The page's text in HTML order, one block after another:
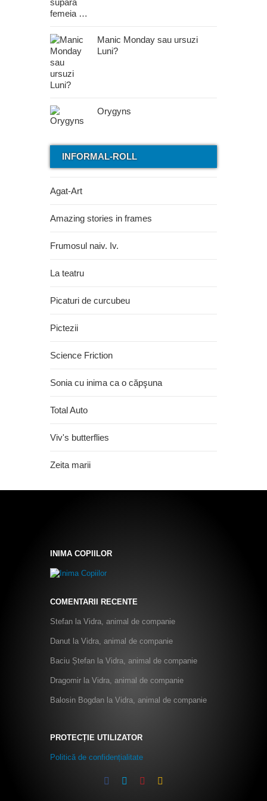
Manic Monday sau ursuzi
Luni?
Orygyns
INFORMAL-ROLL
Agat-Art
Amazing stories in frames
Frumosul naiv. Iv.
La teatru
Picaturi de curcubeu
Pictezii
Science Friction
Sonia cu inima ca o căpşuna
Total Auto
Viv's butterflies
Zeita marii
INIMA COPIILOR
COMENTARII RECENTE
Stefan la Vidra, animal de companie
Danut la Vidra, animal de companie
Baciu Ștefan la Vidra, animal de companie
Dragomir la Vidra, animal de companie
Balosin Bogdan la Vidra, animal de companie
PROTECȚIE UTILIZATOR
Politică de confidențialitate